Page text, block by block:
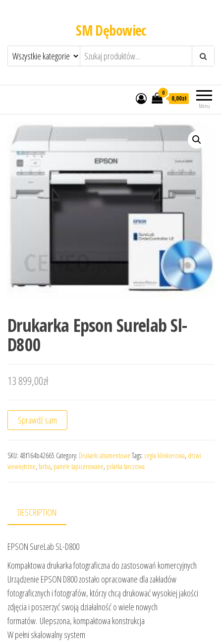
SM Dębowiec
Menu
0
0,00zł
Drukarka Epson Surelab Sl-
D800
13 899,00zł
Sprawdź sam
SKU: 48f164b42665 Category: Drukarki atramentowe Tags: cegła klinkierowa, drzwi
wewnętrzne, farba, panele tapicerowane, pilarka tarczowa
DESCRIPTION
EPSON SureLab SL-D800
Kompaktowa drukarka fotograficzna do zastosowań komercyjnych
Urządzenie EPSON D800 zostało opracowane dla zakładów
fotograficznych i fotografów, którzy chcą drukować wysokiej jakości
zdjęcia i poszerzyć swoją działalność o wiele nowych
formatów. Ulepszona, kompaktowa konstrukcja
W pełni skalowalny system